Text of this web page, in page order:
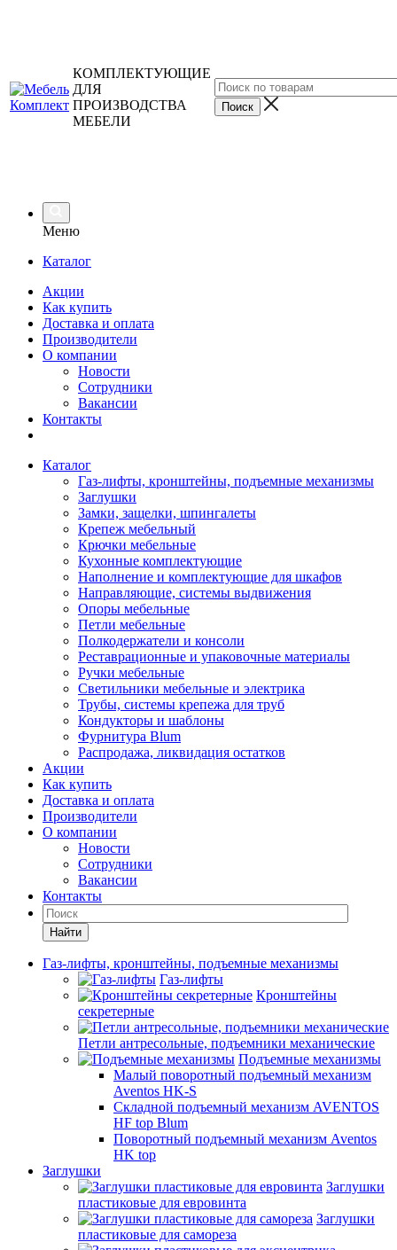
КОМПЛЕКТУЮЩИЕ
ДЛЯ
ПРОИЗВОДСТВА
МЕБЕЛИ
Меню
Каталог
Акции
Как купить
Доставка и оплата
Производители
О компании
Новости
Сотрудники
Вакансии
Контакты
Каталог
Газ-лифты, кронштейны, подъемные механизмы
Заглушки
Замки, защелки, шпингалеты
Крепеж мебельный
Крючки мебельные
Кухонные комплектующие
Наполнение и комплектующие для шкафов
Направляющие, системы выдвижения
Опоры мебельные
Петли мебельные
Полкодержатели и консоли
Реставрационные и упаковочные материалы
Ручки мебельные
Светильники мебельные и электрика
Трубы, системы крепежа для труб
Кондукторы и шаблоны
Фурнитура Blum
Распродажа, ликвидация остатков
Акции
Как купить
Доставка и оплата
Производители
О компании
Новости
Сотрудники
Вакансии
Контакты
Найти
Газ-лифты, кронштейны, подъемные механизмы
Газ-лифты
Кронштейны
секретерные
Петли антресольные, подъемники механические
Подъемные механизмы
Малый поворотный подъемный механизм
Aventos HK-S
Складной подъемный механизм AVENTOS
HF top Blum
Поворотный подъемный механизм Aventos
HK top
Заглушки
Заглушки
пластиковые для евровинта
Заглушки
пластиковые для самореза